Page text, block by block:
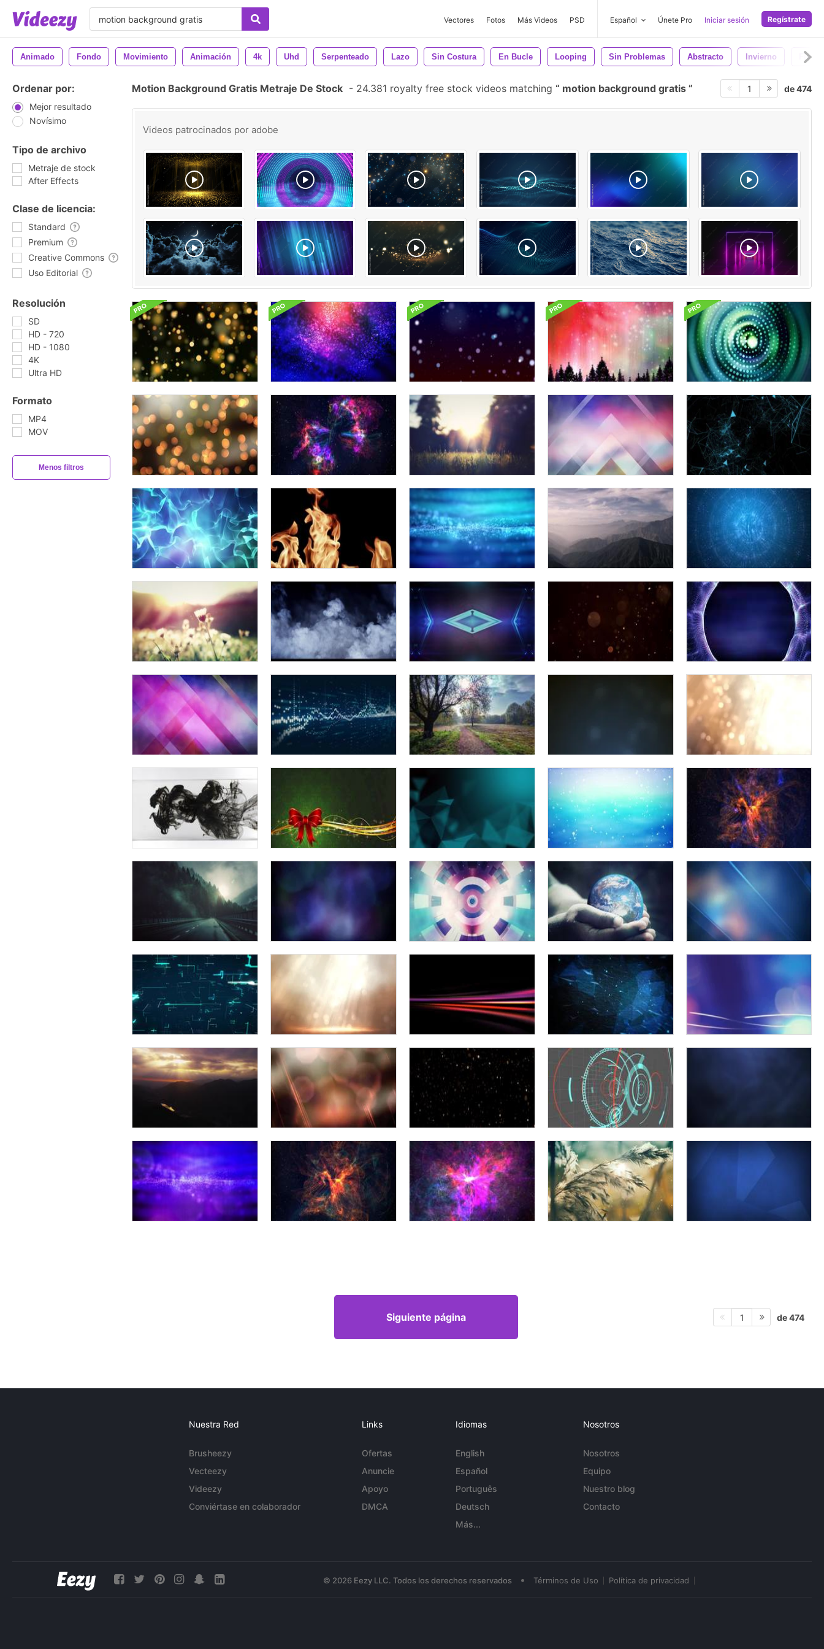
Vectores Fotos Más Videos PSD Español Únete Pro Iniciar sesión Regístrate
Animado Fondo Movimiento Animación 4k Uhd Serpenteado Lazo Sin Costura En Bucle Looping Sin Problemas Abstracto Invierno Fiesta
Ordenar por:
Mejor resultado
Novísimo
Tipo de archivo
Metraje de stock
After Effects
Clase de licencia:
Standard
Premium
Creative Commons
Uso Editorial
Resolución
SD
HD - 720
HD - 1080
4K
Ultra HD
Formato
MP4
MOV
Menos filtros
Motion Background Gratis Metraje De Stock - 24.381 royalty free stock videos matching motion background gratis 1 de 474
Videos patrocinados por adobe
Siguiente página 1 de 474
Nuestra Red
Brusheezy
Vecteezy
Videezy
Conviértase en colaborador
Links
Ofertas
Anuncie
Apoyo
DMCA
Idiomas
English
Español
Português
Deutsch
Más...
Nosotros
Nosotros
Equipo
Nuestro blog
Contacto
© 2026 Eezy LLC. Todos los derechos reservados • Términos de Uso Política de privacidad